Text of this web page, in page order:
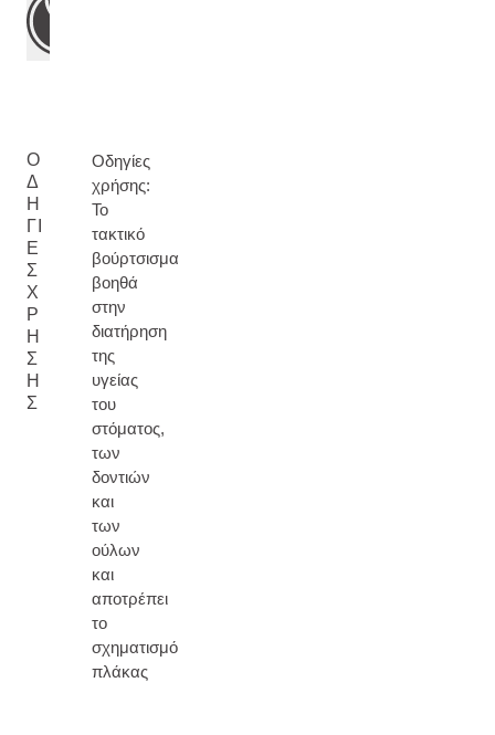
Ο
Δ
Η
ΓΊ
Ε
Σ
Χ
Ρ
Ή
Σ
Η
Σ
Οδηγίες
χρήσης:
Το
τακτικό
βούρτσισμα
βοηθά
στην
διατήρηση
της
υγείας
του
στόματος,
των
δοντιών
και
των
ούλων
και
αποτρέπει
το
σχηματισμό
πλάκας